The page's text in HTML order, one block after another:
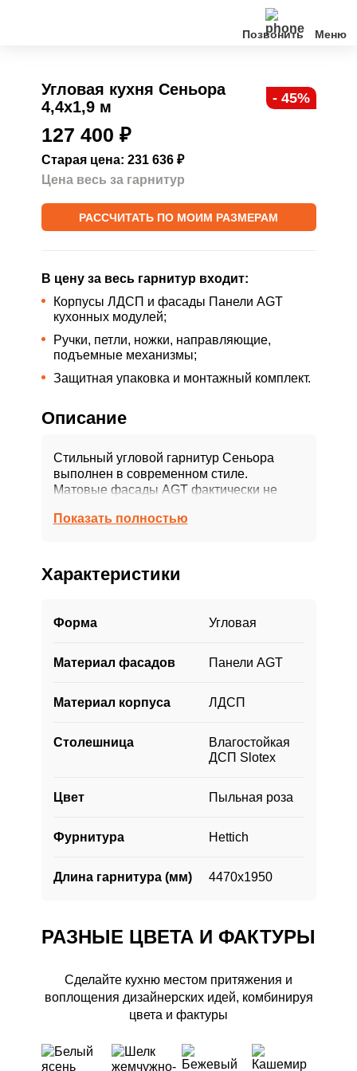
Позвонить
Клиентам
О нас
Акции
Угловая кухня Сеньора
4,4х1,9 м
- 45%
127 400 ₽
Старая цена: 231 636 ₽
Цена весь за гарнитур
РАССЧИТАТЬ ПО МОИМ РАЗМЕРАМ
В цену за весь гарнитур входит:
Корпусы ЛДСП и фасады Панели AGT
кухонных модулей;
Ручки, петли, ножки, направляющие,
подъемные механизмы;
Защитная упаковка и монтажный комплект.
Описание
Стильный угловой гарнитур Сеньора
выполнен в современном стиле.
Матовые фасады AGT фактически не
бархатисты на ощупь, дополнительно
Нейтральный мягкий цвет фасадов, в
дерево, создают эффект тепла и уюта в
интерьере. Несмотря на габариты кухни
Столешница и фартук переходящие на
благодаря чему, он смотрится гармонично
и уравновешено. Рабочая зона кухни
систем хранения и удобными розетками.
Показать полностью
Характеристики
Форма Угловая
Материал фасадов Панели AGT
Материал корпуса ЛДСП
Столешница
Влагостойкая
ДСП Slotex
Цвет Пыльная роза
Фурнитура Hettich
Длина гарнитура (мм) 4470х1950
РАЗНЫЕ ЦВЕТА И ФАКТУРЫ
Сделайте кухню местом притяжения и
воплощения дизайнерских идей, комбинируя
цвета и фактуры